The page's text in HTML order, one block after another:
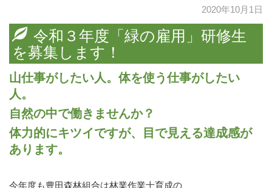
2020年10月1日
令和３年度「緑の雇用」研修生
を募集します！
山仕事がしたい人。体を使う仕事がしたい
人。
自然の中で働きませんか？
体力的にキツイですが、目で見える達成感が
あります。
今年度も豊田森林組合は林業作業士育成の